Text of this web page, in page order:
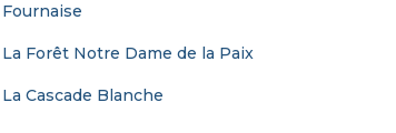
Fournaise
La Forêt Notre Dame de la Paix
La Cascade Blanche